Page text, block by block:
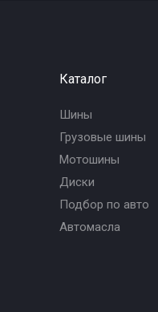
Каталог
Шины
Грузовые шины
Мотошины
Диски
Подбор по авто
Автомасла